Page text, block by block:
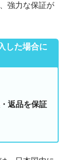
強力な保証が
した場合に
返品を保証